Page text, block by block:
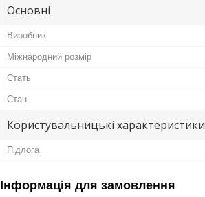
Основні
Виробник
Міжнародний розмір
Стать
Стан
Користувальницькі характеристики
Підлога
Інформація для замовлення